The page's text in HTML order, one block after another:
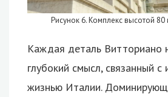
Рисунок 6. Комплекс высотой
Каждая деталь Витториано
глубокий смысл, связанный с
жизнью Италии.